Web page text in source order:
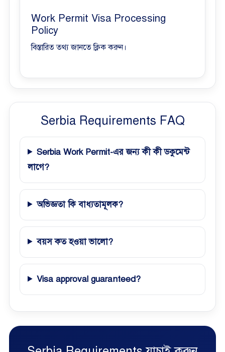
Work Permit Visa Processing
Policy
বিস্তারিত তথ্য জানতে ক্লিক করুন।
Serbia Requirements FAQ
Serbia Work Permit-এর জন্য কী কী ডকুমেন্ট
লাগে?
অভিজ্ঞতা কি বাধ্যতামূলক?
বয়স কত হওয়া ভালো?
Visa approval guaranteed?